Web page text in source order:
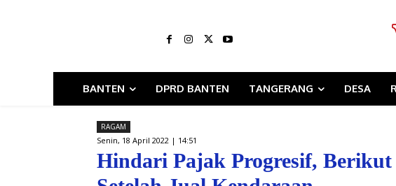
BANTEN DPRD BANTEN TANGERANG DESA
RAGAM
Senin, 18 April 2022 | 14:51
Hindari Pajak Progresif,